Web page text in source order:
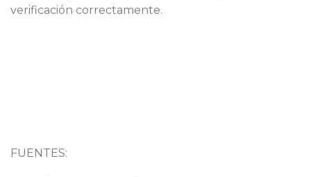
verificación correctamente.
FUENTES: